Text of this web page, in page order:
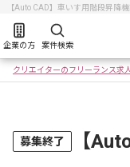
【Auto CAD】車いす用階段昇降
企業の方 案件検索
クリエイターのフリーランス求
募集終了 【